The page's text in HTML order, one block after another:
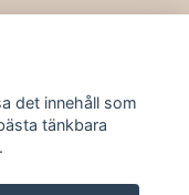
det innehåll som
tänkbara